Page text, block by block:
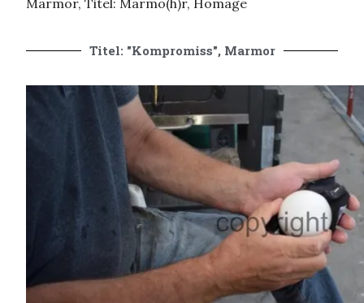
Marmor, Titel: Marmo(h)r, Homage
Titel: "Kompromiss", Marmor